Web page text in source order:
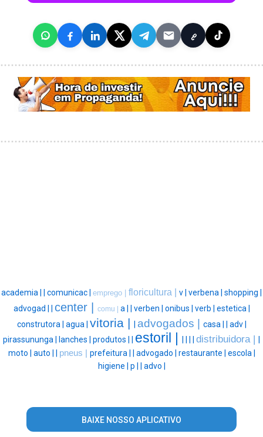
academia | | comunicac | emprego | floricultura | v | verbena | shopping |
advogad | | center | comu | a | | verben | onibus | verb | estetica |
construtora | agua | vitoria | | advogados | casa | | adv |
pirassununga | lanches | produtos | | estoril | | | | | distribuidora | |
moto | auto | | pneus | prefeitura | | advogado | restaurante | escola |
higiene | p | | advo |
BAIXE NOSSO APLICATIVO